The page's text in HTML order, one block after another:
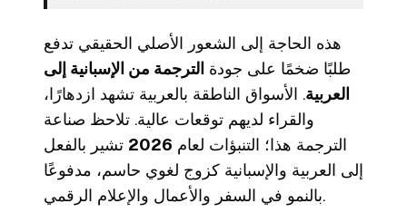
هذه الحاجة إلى الشعور الأصلي الحقيقي تدفع
طلبًا ضخمًا على جودة الترجمة من الإسبانية إلى
العربية. الأسواق الناطقة بالعربية تشهد ازدهارًا،
والقراء لديهم توقعات عالية. تلاحظ صناعة
الترجمة هذا؛ التنبؤات لعام 2026 تشير بالفعل
إلى العربية والإسبانية كزوج لغوي حاسم، مدفوعًا
بالنمو في السفر والأعمال والإعلام الرقمي.